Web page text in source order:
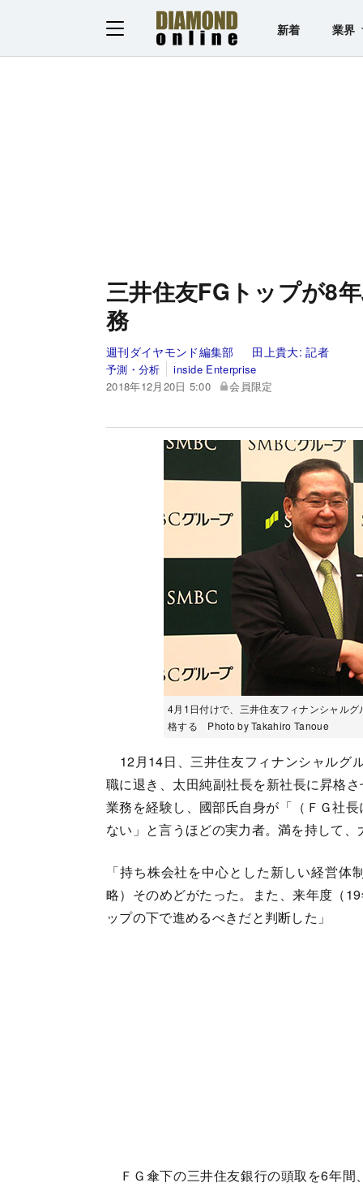
新着 業界
三井住友FGトップが8
務
週刊ダイヤモンド編集部 田上貴大:記者
予測・分析
inside Enterprise
2018年12月20日 5:00
会員限定
4月1日付けで、三井住友フィナンシャル
格する Photo by Takahiro Tanoue
12月14日、三井住友フィナンシャルグ
職に退き、太田純副社長を新社長に昇格
業務を経験し、國部氏自身が「（ＦＧ社
ない」と言うほどの実力者。満を持して
「持ち株会社を中心とした新しい経営
略）そのめどがたった。また、来年度（
ップの下で進めるべきだと判断した」
ＦＧ傘下の三井住友銀行の頭取を6年間